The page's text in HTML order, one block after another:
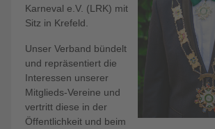
Karneval e.V. (LRK) mit
Sitz in Krefeld.
Unser Verband bündelt
und repräsentiert die
Interessen unserer
Mitglieds-Vereine und
vertritt diese in der
Öffentlichkeit und beim